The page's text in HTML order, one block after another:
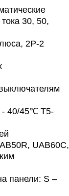
30, 50,
2P-2
- 40/45℃ T5-
50R, UAB60C,
панели: S –